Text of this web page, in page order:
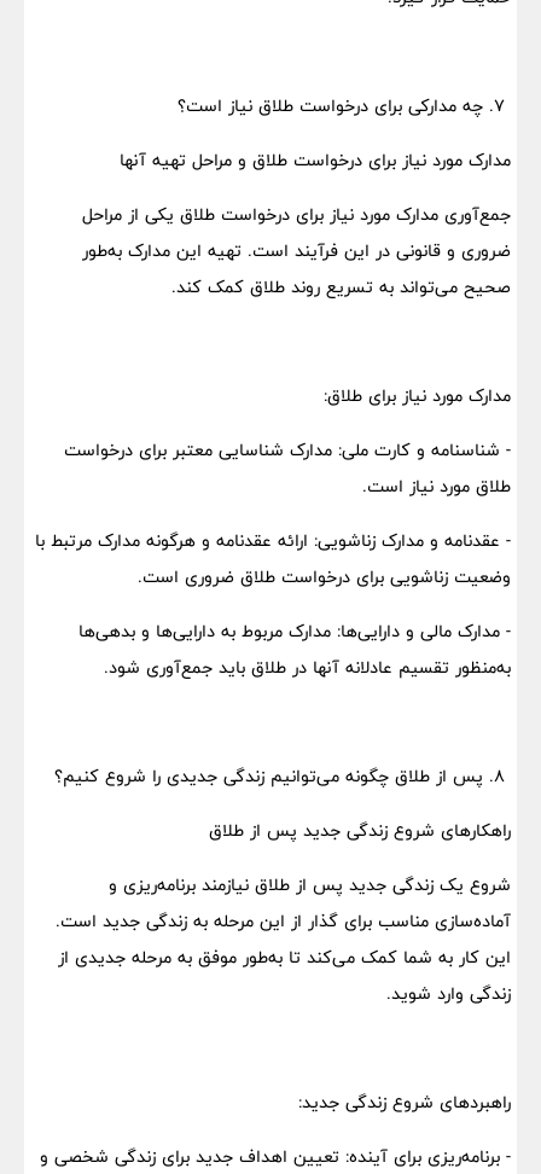
مدارک مورد نیاز برای درخواست طلاق و مراحل تهیه آنها
جمع‌آوری مدارک مورد نیاز برای درخواست طلاق یکی از مراحل
ضروری و قانونی در این فرآیند است. تهیه این مدارک به‌طور
صحیح می‌تواند به تسریع روند طلاق کمک کند.
مدارک مورد نیاز برای طلاق:
- شناسنامه و کارت ملی: مدارک شناسایی معتبر برای درخواست
طلاق مورد نیاز است.
- عقدنامه و مدارک زناشویی: ارائه عقدنامه و هرگونه مدارک مرتبط با
وضعیت زناشویی برای درخواست طلاق ضروری است.
- مدارک مالی و دارایی‌ها: مدارک مربوط به دارایی‌ها و بدهی‌ها
به‌منظور تقسیم عادلانه آنها در طلاق باید جمع‌آوری شود.
راهکارهای شروع زندگی جدید پس از طلاق
شروع یک زندگی جدید پس از طلاق نیازمند برنامه‌ریزی و
آماده‌سازی مناسب برای گذار از این مرحله به زندگی جدید است.
این کار به شما کمک می‌کند تا به‌طور موفق به مرحله جدیدی از
زندگی وارد شوید.
راهبردهای شروع زندگی جدید:
- برنامه‌ریزی برای آینده: تعیین اهداف جدید برای زندگی شخصی و